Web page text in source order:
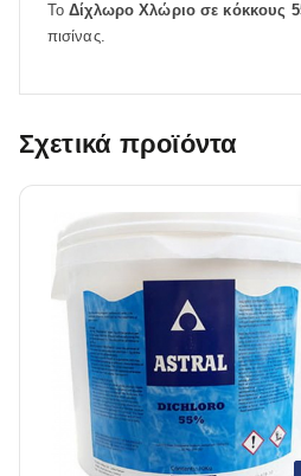
ΤοΔίχλωρο Χλώριο σε κόκκους
πισίνας.
Σχετικά προϊόντα